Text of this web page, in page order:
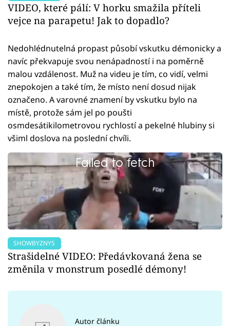
VIDEO, které pálí: V horku smažila příteli
vejce na parapetu! Jak to dopadlo?
Nedohlédnutelná propast působí vskutku démonicky a
navíc překvapuje svou nenápadností i na poměrně
malou vzdálenost. Muž na videu je tím, co vidí, velmi
znepokojen a také tím, že místo není dosud nijak
označeno. A varovné znamení by vskutku bylo na
místě, protože sám jel po poušti
osmdesátikilometrovou rychlostí a pekelné hlubiny si
všiml doslova na poslední chvíli.
Failed to fetch
SHOWBYZNYS
Strašidelné VIDEO: Předávkovaná žena se
změnila v monstrum posedlé démony!
Autor článku